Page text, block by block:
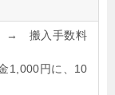
→ 搬入手数料
1,000円に、10